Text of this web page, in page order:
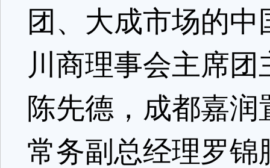
团、大成市场的
川商理事会主席
陈先德，成都嘉
常务副总经理罗